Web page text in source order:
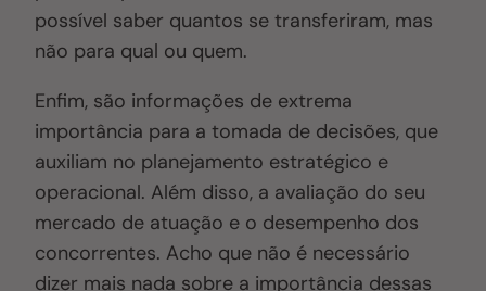
possível saber quantos se transferiram, mas
não para qual ou quem.
Enfim, são informações de extrema
importância para a tomada de decisões, que
auxiliam no planejamento estratégico e
operacional. Além disso, a avaliação do seu
mercado de atuação e o desempenho dos
concorrentes. Acho que não é necessário
dizer mais nada sobre a importância dessas